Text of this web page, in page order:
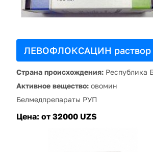
ЛЕВОФЛОКСАЦИН раствор
Страна происхождения: Республика
Активное вещество: овомин
Белмедпрепараты РУП
Цена: от 32000 UZS